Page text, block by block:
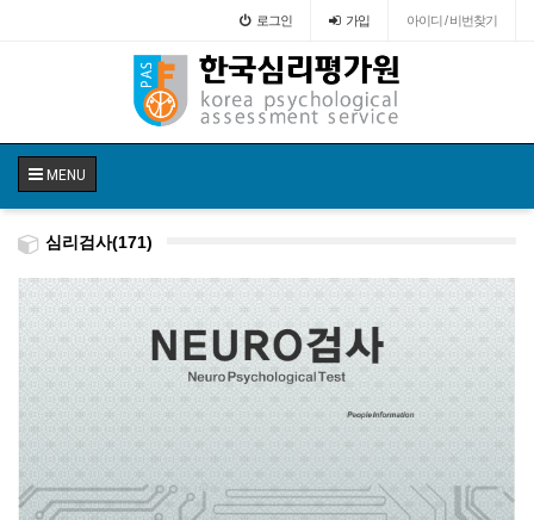
로그인 가입 아이디 / 비번찾기
MENU
심리검사(171)